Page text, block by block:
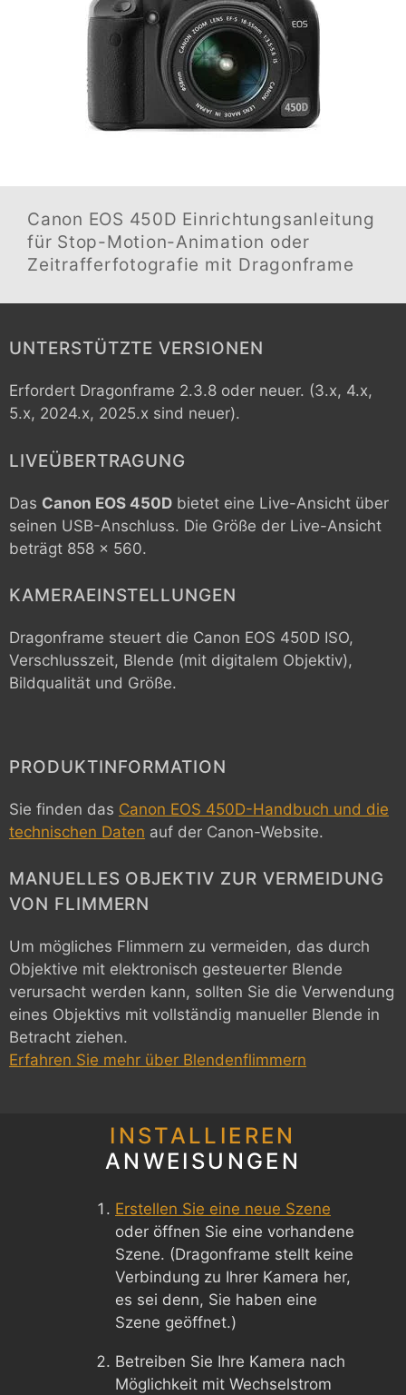
Canon EOS 450D Einrichtungsanleitung
für Stop-Motion-Animation oder
Zeitrafferfotografie mit Dragonframe
UNTERSTÜTZTE VERSIONEN
Erfordert Dragonframe 2.3.8 oder neuer. (3.x, 4.x,
5.x, 2024.x, 2025.x sind neuer).
LIVEÜBERTRAGUNG
Das Canon EOS 450D bietet eine Live-Ansicht über
seinen USB-Anschluss. Die Größe der Live-Ansicht
beträgt 858 x 560.
KAMERAEINSTELLUNGEN
Dragonframe steuert die Canon EOS 450D ISO,
Verschlusszeit, Blende (mit digitalem Objektiv),
Bildqualität und Größe.
PRODUKTINFORMATION
Sie finden das Canon EOS 450D-Handbuch und die
technischen Daten auf der Canon-Website.
MANUELLES OBJEKTIV ZUR VERMEIDUNG
VON FLIMMERN
Um mögliches Flimmern zu vermeiden, das durch
Objektive mit elektronisch gesteuerter Blende
verursacht werden kann, sollten Sie die Verwendung
eines Objektivs mit vollständig manueller Blende in
Betracht ziehen.
Erfahren Sie mehr über Blendenflimmern
INSTALLIEREN
ANWEISUNGEN
Erstellen Sie eine neue Szene
oder öffnen Sie eine vorhandene
Szene. (Dragonframe stellt keine
Verbindung zu Ihrer Kamera her,
es sei denn, Sie haben eine
Szene geöffnet.)
Betreiben Sie Ihre Kamera nach
Möglichkeit mit Wechselstrom